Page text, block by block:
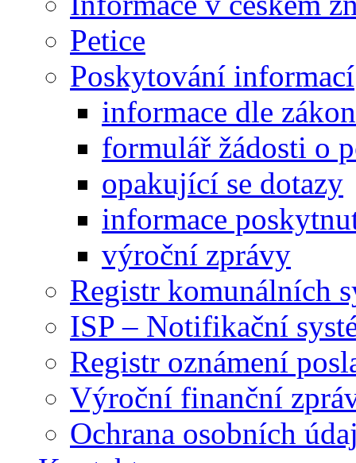
Petice
Poskytování informací
informace dle
formulář žádosti o
opakující se dotazy
informace
výroční zprávy
Registr komunálních
ISP – Notifikační
Registr oznámení
Výroční finanční
Ochrana osobních